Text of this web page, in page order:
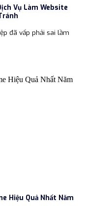
Vụ Làm Website
đã vấp phải sai lầm
Hiệu Quả Nhất Năm